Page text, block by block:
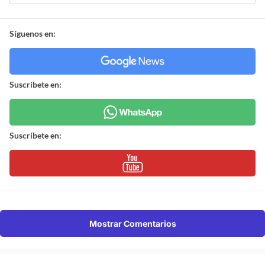
Síguenos en:
Suscríbete en:
Suscríbete en:
Mostrar Comentarios